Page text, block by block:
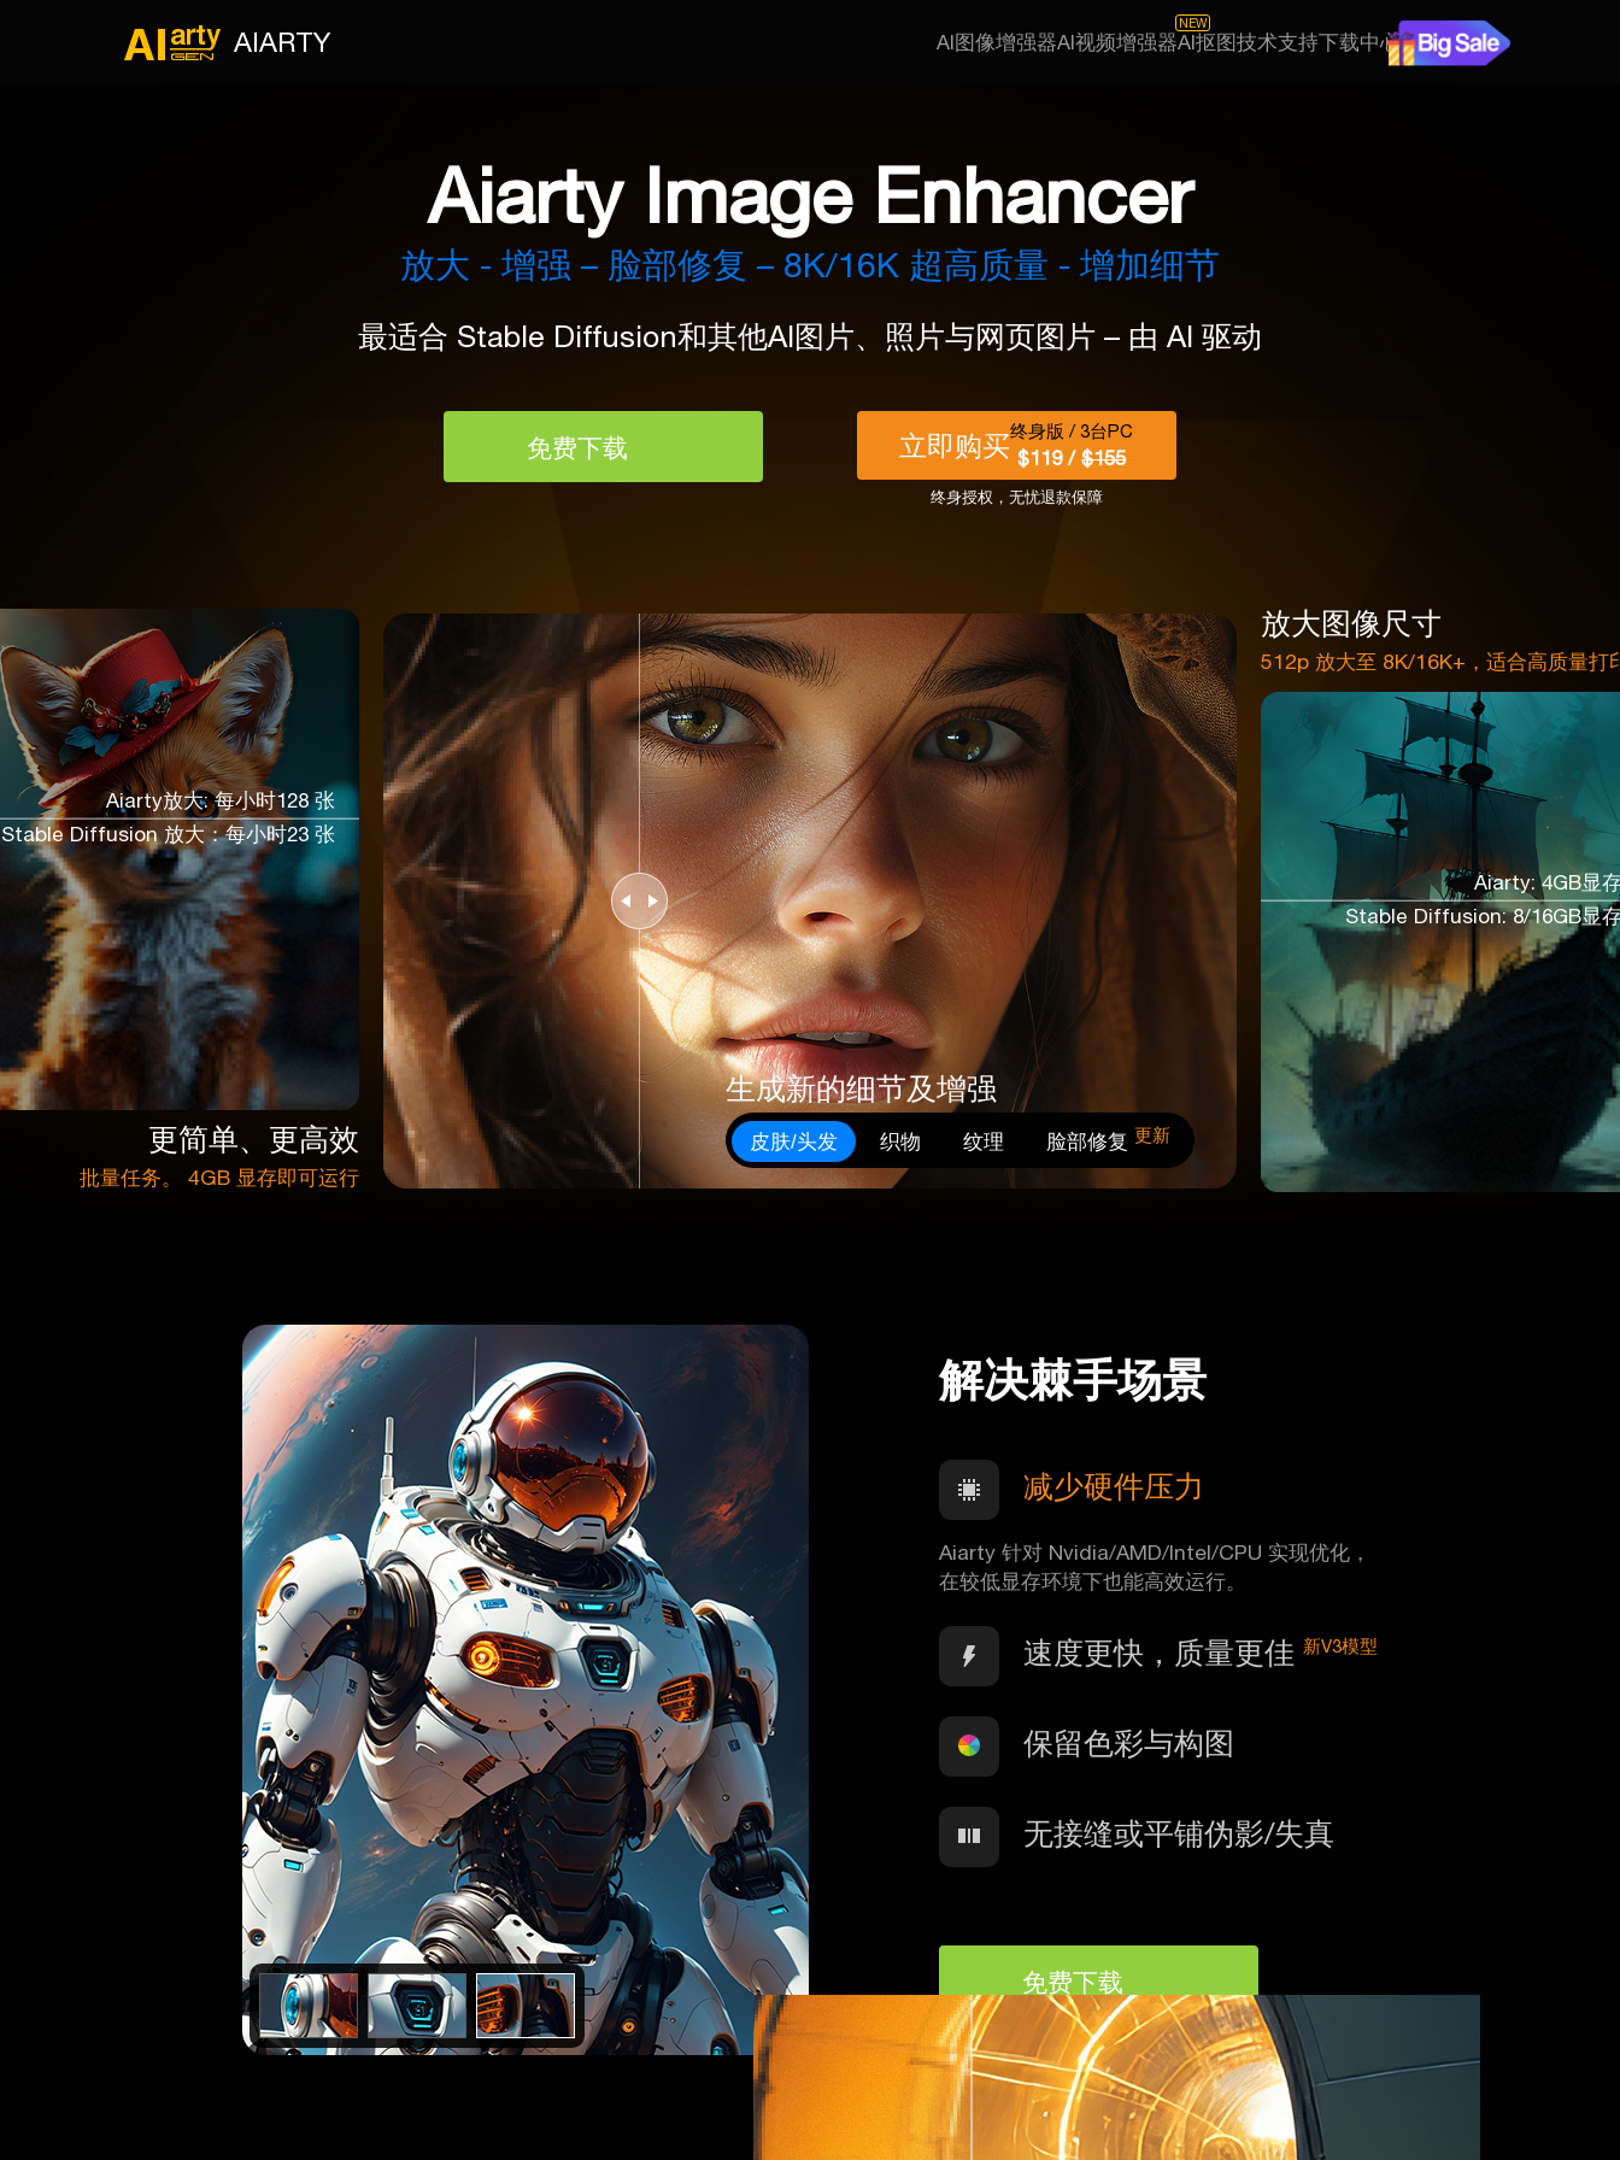
AIARTY AI图像增强器AI视频增强器
NEW
AI抠图技术支持下载中心
Aiarty Image Enhancer
放大 - 增强 – 脸部修复 – 8K/16K 超高质量 - 增加细节
最适合 Stable Diffusion和其他AI图片、照片与网页图片 – 由 AI 驱动
免费下载 立即购买终身版 / 3台PC
$119 /$155
终身授权，无忧退款保障
Aiarty放大: 每小时128 张
Stable Diffusion 放大：每小时23 张
更简单、更高效
批量任务。 4GB 显存即可运行
生成新的细节及增强
皮肤/头发 织物 纹理 脸部修复 更新
放大图像尺寸
512p 放大至 8K/16K+，适合高质量打
Aiarty: 4GB显
Stable Diffusion: 8/16GB显
解决棘手场景
减少硬件压力
Aiarty 针对 Nvidia/AMD/Intel/CPU 实现优化，
在较低显存环境下也能高效运行。
速度更快，质量更佳新V3模型
保留色彩与构图
无接缝或平铺伪影/失真
免费下载